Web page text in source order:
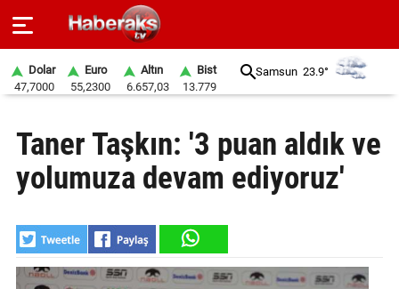
SPOR
YAŞAM
EKONOMİ
BELEDİYELER
Dolar
47,7000
Euro
55,2300
Altın
6.657,03
Bist
13.779
Samsun 23.9°
Taner Taşkın: '3 puan aldık ve
yolumuza devam ediyoruz'